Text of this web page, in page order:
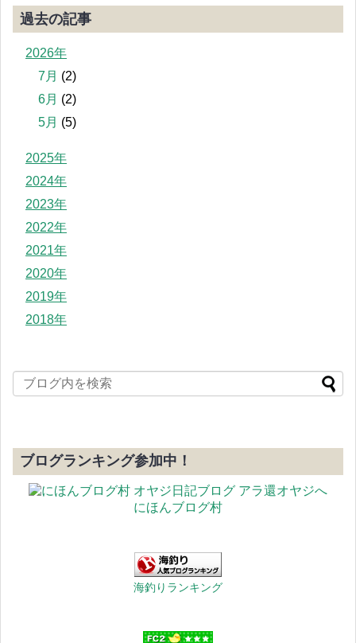
過去の記事
2026年
7月 (2)
6月 (2)
5月 (5)
2025年
2024年
2023年
2022年
2021年
2020年
2019年
2018年
ブログランキング参加中！
にほんブログ村
海釣りランキング